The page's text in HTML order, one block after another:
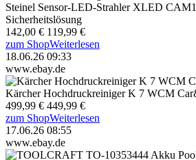
Steinel Sensor-LED-Strahler XLED
Sicherheitslösung
142,00 € 119,99 €
zum ShopWeiterlesen
18.06.26 09:33
www.ebay.de
Kärcher Hochdruckreiniger K 7 WCM
499,99 € 449,99 €
zum ShopWeiterlesen
17.06.26 08:55
www.ebay.de